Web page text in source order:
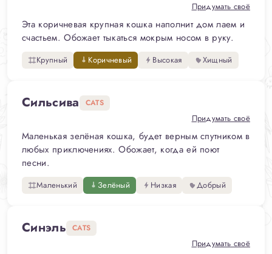
Придумать своё
Эта коричневая крупная кошка наполнит дом лаем и
счастьем. Обожает тыкаться мокрым носом в руку.
Крупный Коричневый Высокая Хищный
Сильсива CATS
Придумать своё
Маленькая зелёная кошка, будет верным спутником в
любых приключениях. Обожает, когда ей поют
песни.
Маленький Зелёный Низкая Добрый
Синэль CATS
Придумать своё